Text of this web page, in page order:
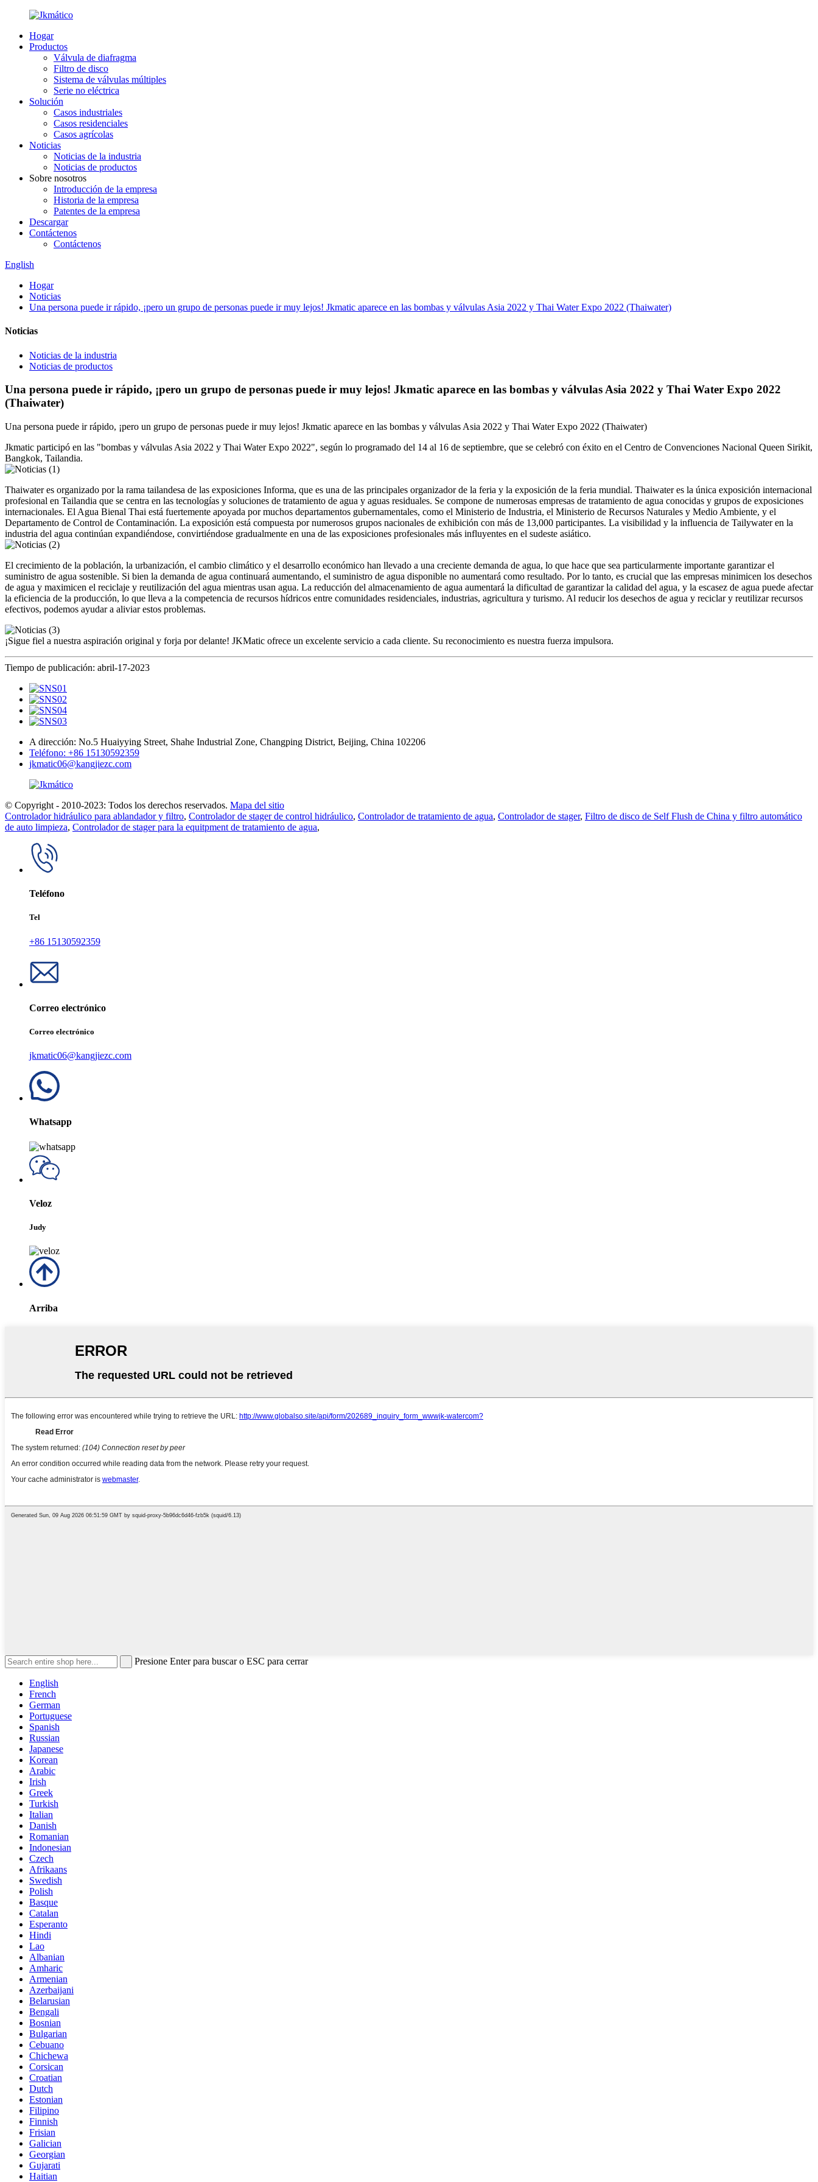
Hogar
Productos
Válvula de diafragma
Filtro de disco
Sistema de válvulas múltiples
Serie no eléctrica
Solución
Casos industriales
Casos residenciales
Casos agrícolas
Noticias
Noticias de la industria
Noticias de productos
Sobre nosotros
Introducción de la empresa
Historia de la empresa
Patentes de la empresa
Descargar
Contáctenos
Contáctenos
English
Hogar
Noticias
Una persona puede ir rápido, ¡pero un grupo de personas puede ir muy lejos! Jkmatic aparece en las bombas y válvulas Asia 2022 y Thai Water Expo 2022 (Thaiwater)
Noticias
Noticias de la industria
Noticias de productos
Una persona puede ir rápido, ¡pero un grupo de personas puede ir muy lejos! Jkmatic aparece en las bombas y válvulas Asia 2022 y Thai Water Expo 2022
(Thaiwater)
Una persona puede ir rápido, ¡pero un grupo de personas puede ir muy lejos! Jkmatic aparece en las bombas y válvulas Asia 2022 y Thai Water Expo 2022 (Thaiwater)
Jkmatic participó en las "bombas y válvulas Asia 2022 y Thai Water Expo 2022", según lo programado del 14 al 16 de septiembre, que se celebró con éxito en el Centro de Convenciones Nacional Queen Sirikit,
Bangkok, Tailandia.
Thaiwater es organizado por la rama tailandesa de las exposiciones Informa, que es una de las principales organizador de la feria y la exposición de la feria mundial. Thaiwater es la única exposición internacional
profesional en Tailandia que se centra en las tecnologías y soluciones de tratamiento de agua y aguas residuales. Se compone de numerosas empresas de tratamiento de agua conocidas y grupos de exposiciones
internacionales. El Agua Bienal Thai está fuertemente apoyada por muchos departamentos gubernamentales, como el Ministerio de Industria, el Ministerio de Recursos Naturales y Medio Ambiente, y el
Departamento de Control de Contaminación. La exposición está compuesta por numerosos grupos nacionales de exhibición con más de 13,000 participantes. La visibilidad y la influencia de Tailywater en la
industria del agua continúan expandiéndose, convirtiéndose gradualmente en una de las exposiciones profesionales más influyentes en el sudeste asiático.
El crecimiento de la población, la urbanización, el cambio climático y el desarrollo económico han llevado a una creciente demanda de agua, lo que hace que sea particularmente importante garantizar el
suministro de agua sostenible. Si bien la demanda de agua continuará aumentando, el suministro de agua disponible no aumentará como resultado. Por lo tanto, es crucial que las empresas minimicen los desechos
de agua y maximicen el reciclaje y reutilización del agua mientras usan agua. La reducción del almacenamiento de agua aumentará la dificultad de garantizar la calidad del agua, y la escasez de agua puede afectar
la eficiencia de la producción, lo que lleva a la competencia de recursos hídricos entre comunidades residenciales, industrias, agricultura y turismo. Al reducir los desechos de agua y reciclar y reutilizar recursos
efectivos, podemos ayudar a aliviar estos problemas.
¡Sigue fiel a nuestra aspiración original y forja por delante! JKMatic ofrece un excelente servicio a cada cliente. Su reconocimiento es nuestra fuerza impulsora.
Tiempo de publicación: abril-17-2023
A dirección: No.5 Huaiyying Street, Shahe Industrial Zone, Changping District, Beijing, China 102206
Teléfono: +86 15130592359
jkmatic06@kangjiezc.com
© Copyright - 2010-2023: Todos los derechos reservados. Mapa del sitio
Controlador hidráulico para ablandador y filtro, Controlador de stager de control hidráulico, Controlador de tratamiento de agua, Controlador de stager, Filtro de disco de Self Flush de China y filtro automático
de auto limpieza, Controlador de stager para la equitpment de tratamiento de agua,
Teléfono
Tel
+86 15130592359
Correo electrónico
Correo electrónico
jkmatic06@kangjiezc.com
Whatsapp
Veloz
Judy
Arriba
Presione Enter para buscar o ESC para cerrar
English
French
German
Portuguese
Spanish
Russian
Japanese
Korean
Arabic
Irish
Greek
Turkish
Italian
Danish
Romanian
Indonesian
Czech
Afrikaans
Swedish
Polish
Basque
Catalan
Esperanto
Hindi
Lao
Albanian
Amharic
Armenian
Azerbaijani
Belarusian
Bengali
Bosnian
Bulgarian
Cebuano
Chichewa
Corsican
Croatian
Dutch
Estonian
Filipino
Finnish
Frisian
Galician
Georgian
Gujarati
Haitian